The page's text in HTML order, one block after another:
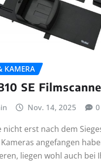
KAMERA
SE
Nov. 14, 2025 0
nicht erst nach dem
angefangen
liegen wohl auch bei